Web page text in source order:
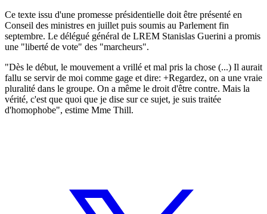
Ce texte issu d'une promesse présidentielle doit être présenté en
Conseil des ministres en juillet puis soumis au Parlement fin
septembre. Le délégué général de LREM Stanislas Guerini a promis
une "liberté de vote" des "marcheurs".
"Dès le début, le mouvement a vrillé et mal pris la chose (...) Il aurait
fallu se servir de moi comme gage et dire: +Regardez, on a une vraie
pluralité dans le groupe. On a même le droit d'être contre. Mais la
vérité, c'est que quoi que je dise sur ce sujet, je suis traitée
d'homophobe", estime Mme Thill.